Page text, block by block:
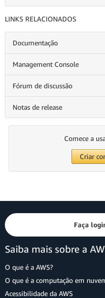
LINKS RELACIONADOS
Documentação
Management Console
Fórum de discussão
Notas de release
Comece a
Criar
Faça
Saiba mais sobre a
O que é a AWS?
O que é a computação em
Acessibilidade da AWS